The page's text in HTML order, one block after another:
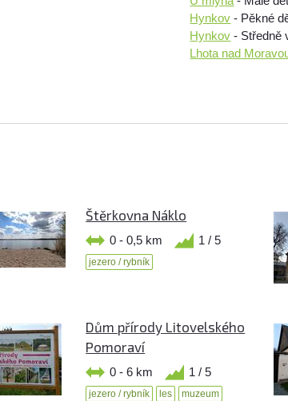
Hynkov - Pěkné
Hynkov - Středně
Lhota nad
Štěrkovna Náklo
0 - 0,5 km 1 / 5
jezero / rybník
Dům přírody Litovelského
Pomoraví
0 - 6 km 1 / 5
jezero / rybník les muzeum